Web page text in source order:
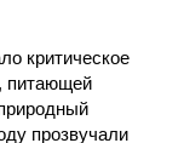
критическое
питающей
прозвучали